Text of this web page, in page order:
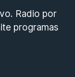
Radio por
programas